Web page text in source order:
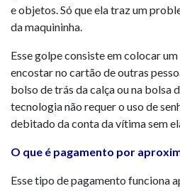
e objetos. Só que ela traz um
da maquininha.
Esse golpe consiste em colocar
encostar no cartão de outras
bolso de trás da calça ou na bolsa
tecnologia não requer o uso de
debitado da conta da vítima sem
O que é pagamento por
Esse tipo de pagamento funciona